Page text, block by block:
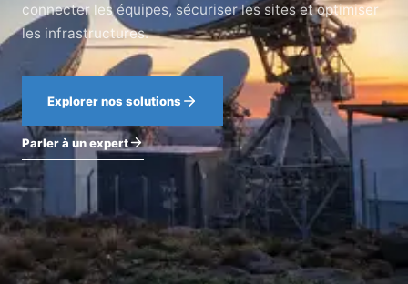
connecter les équipes, sécuriser les sites et optimiser
les infrastructures.
Explorer nos solutions
Parler à un expert